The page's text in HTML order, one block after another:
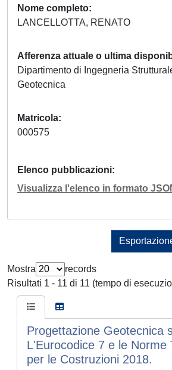
Nome completo
LANCELLOTTA, RENATO
Afferenza attuale o ultima
Dipartimento di Ingegneria
Geotecnica
Matricola
000575
Elenco pubblicazioni
Visualizza l'elenco in formato
Mostra
records
Risultati 1 - 11 di 11 (tempo di
Progettazione Geotecnica
L'Eurocodice 7 e le Norme
per le Costruzioni 2018.